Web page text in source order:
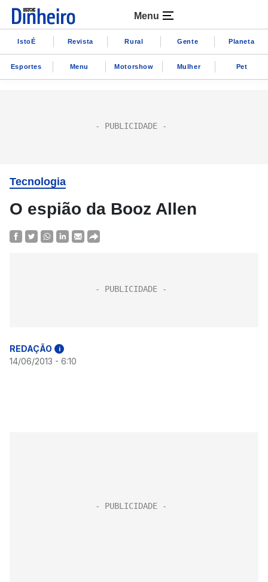
Menu
IstoÉ Revista Rural Gente Planeta
Esportes Menu Motorshow Mulher Pet
Tecnologia
O espião da Booz Allen
REDAÇÃO i
14/06/2013 - 6:10